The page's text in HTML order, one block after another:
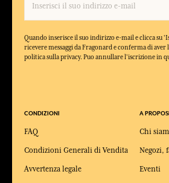
Quando inserisce il suo indirizzo e-mail e clicca su
ricevere messaggi da Fragonard e conferma di
politica sulla privacy. Puo annullare l'iscrizione in
CONDIZIONI
FAQ
Condizioni Generali di Vendita
Avvertenza legale
A
Chi
Negozi,
Eventi